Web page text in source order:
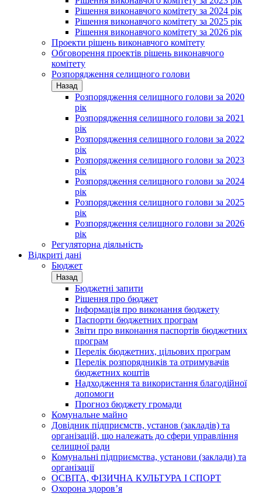
Рішення виконавчого комітету за 2024 рік
Рішення виконавчого комітету за 2025 рік
Рішення виконавчого комітету за 2026 рік
Проекти рішень виконавчого комітету
Обговорення проектів рішень виконавчого
комітету
Розпорядження селищного голови
Назад
Розпорядження селищного голови за 2020
рік
Розпорядження селищного голови за 2021
рік
Розпорядження селищного голови за 2022
рік
Розпорядження селищного голови за 2023
рік
Розпорядження селищного голови за 2024
рік
Розпорядження селищного голови за 2025
рік
Розпорядження селищного голови за 2026
рік
Регуляторна діяльність
Відкриті дані
Бюджет
Назад
Бюджетні запити
Рішення про бюджет
Інформація про виконання бюджету
Паспорти бюджетних програм
Звіти про виконання паспортів бюджетних
програм
Перелік бюджетних, цільових програм
Перелік розпорядників та отримувачів
бюджетних коштів
Надходження та використання благодійної
допомоги
Прогноз бюджету громади
Комунальне майно
Довідник підприємств, установ (закладів) та
організацій, що належать до сфери управління
селищної ради
Комунальні підприємства, установи (заклади) та
організації
ОСВІТА, ФІЗИЧНА КУЛЬТУРА І СПОРТ
Охорона здоров’я